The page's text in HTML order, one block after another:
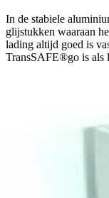
In de stabiele
glijstukken waaraan
lading altijd goed is
TransSAFE®go is als